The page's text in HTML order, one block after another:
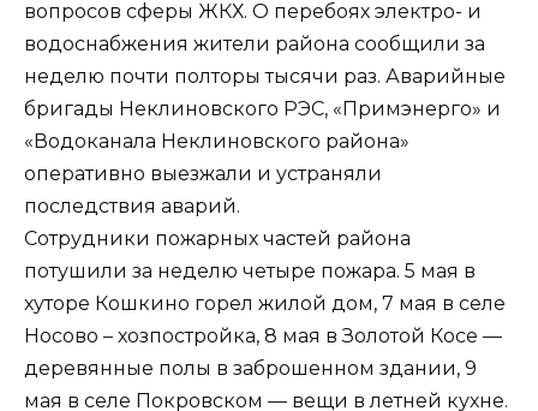
вопросов сферы ЖКХ. О перебоях электро- и
водоснабжения жители района сообщили за
неделю почти полторы тысячи раз. Аварийные
бригады Неклиновского РЭС, «Примэнерго» и
«Водоканала Неклиновского района»
оперативно выезжали и устраняли
последствия аварий.
Сотрудники пожарных частей района
потушили за неделю четыре пожара. 5 мая в
хуторе Кошкино горел жилой дом, 7 мая в селе
Носово – хозпостройка, 8 мая в Золотой Косе —
деревянные полы в заброшенном здании, 9
мая в селе Покровском — вещи в летней кухне.